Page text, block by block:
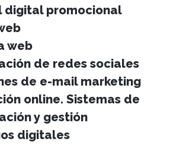
digital promocional
web
de redes sociales
de e-mail marketing
online. Sistemas de
y gestión
digitales